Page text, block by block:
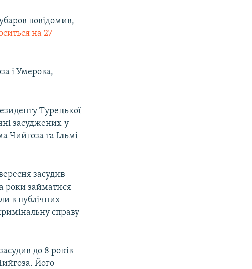
повідомив,
на 27
і Умерова,
Турецької
засуджених у
Чийгоза та Ільмі
засудив
роки займатися
в публічних
справу
до 8 років
Його